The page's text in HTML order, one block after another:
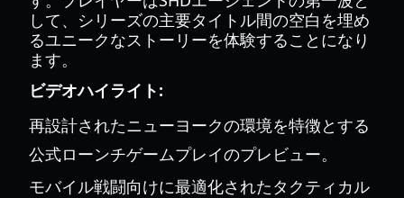
して、シリーズの主要タイトル間の空白を埋め
るユニークなストーリーを体験することになり
ます。
ビデオハイライト:
再設計されたニューヨークの環境を特徴とする
公式ローンチゲームプレイのプレビュー。
モバイル戦闘向けに最適化されたタクティカル